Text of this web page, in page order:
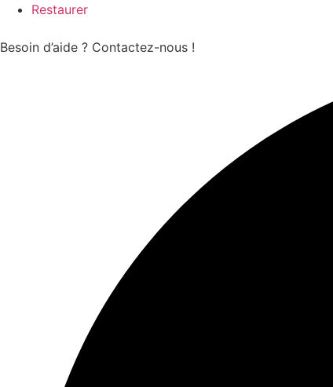
Restaurer
Besoin d’aide ? Contactez-nous !